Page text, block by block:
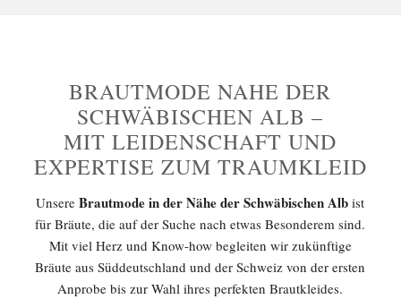
BRAUTMODE NAHE DER
SCHWÄBISCHEN ALB –
MIT LEIDENSCHAFT UND
EXPERTISE ZUM TRAUMKLEID
UnsereBrautmode in der Nähe der Schwäbischen Alb ist
für Bräute, die auf der Suche nach etwas Besonderem sind.
Mit viel Herz und Know-how begleiten wir zukünftige
Bräute aus Süddeutschland und der Schweiz von der ersten
Anprobe bis zur Wahl ihres perfekten Brautkleides.